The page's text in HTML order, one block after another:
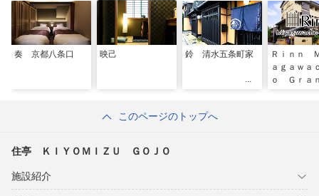
奏 京都八条口 映己 鈴 清水五条町家
Ｒｉｎｎ
ａｇａｗａ
ｏ Ｇｒａ
このページのトップへ
住亭 ＫＩＹＯＭＩＺＵ ＧＯＪＯ
施設紹介